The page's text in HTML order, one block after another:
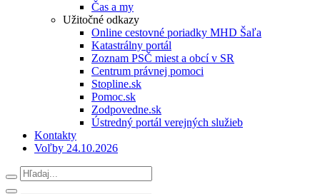
Čas a my
Užitočné odkazy
Online cestovné poriadky MHD Šaľa
Katastrálny portál
Zoznam PSČ miest a obcí v SR
Centrum právnej pomoci
Stopline.sk
Pomoc.sk
Zodpovedne.sk
Ústredný portál verejných služieb
Kontakty
Voľby 24.10.2026